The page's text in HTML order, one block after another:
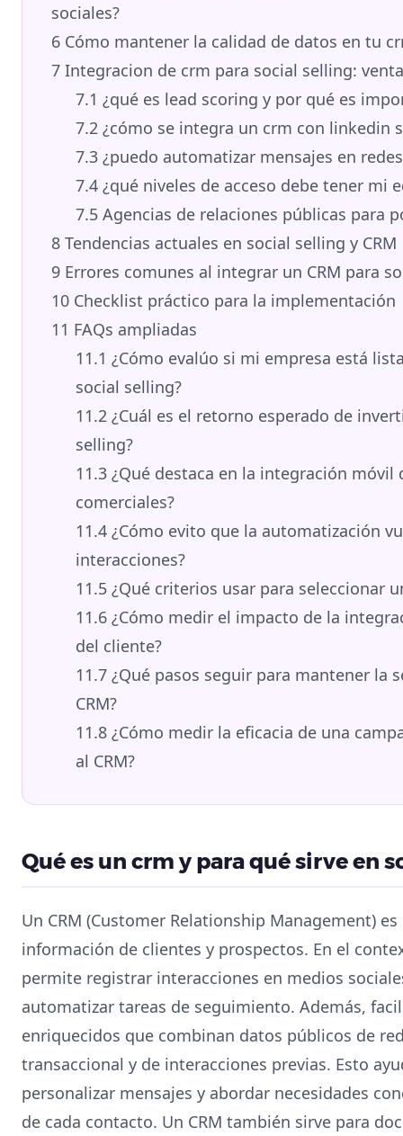
sociales?
6 Cómo mantener la calidad de datos en tu
7 Integracion de crm para social selling:
7.1 ¿qué es lead scoring y por qué es
7.2 ¿cómo se integra un crm con linkedin
7.3 ¿puedo automatizar mensajes en
7.4 ¿qué niveles de acceso debe tener mi
7.5 Agencias de relaciones públicas para
8 Tendencias actuales en social selling y CRM
9 Errores comunes al integrar un CRM para
10 Checklist práctico para la implementación
11 FAQs ampliadas
11.1 ¿Cómo evalúo si mi empresa está
social selling?
11.2 ¿Cuál es el retorno esperado de
selling?
11.3 ¿Qué destaca en la integración móvil
comerciales?
11.4 ¿Cómo evito que la automatización
interacciones?
11.5 ¿Qué criterios usar para seleccionar
11.6 ¿Cómo medir el impacto de la
del cliente?
11.7 ¿Qué pasos seguir para mantener la
CRM?
11.8 ¿Cómo medir la eficacia de una
al CRM?
Qué es un crm y para qué sirve en
Un CRM (Customer Relationship Management)
información de clientes y prospectos. En el
permite registrar interacciones en medios
automatizar tareas de seguimiento. Además,
enriquecidos que combinan datos públicos de
transaccional y de interacciones previas. Esto
personalizar mensajes y abordar necesidades
de cada contacto. Un CRM también sirve para